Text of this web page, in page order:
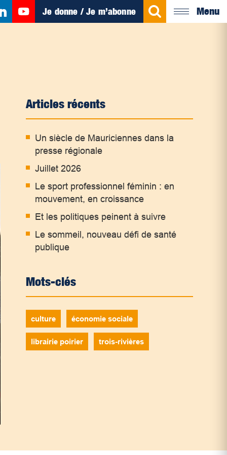
Je donne / Je m’abonne Menu
Articles récents
Un siècle de Mauriciennes dans la
presse régionale
Juillet 2026
Le sport professionnel féminin : en
mouvement, en croissance
Et les politiques peinent à suivre
Le sommeil, nouveau défi de santé
publique
Mots-clés
culture économie sociale
librairie poirier trois-rivières